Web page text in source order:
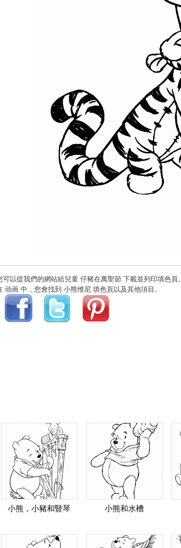
可以從我們的網站給兒童 仔豬在萬聖節 下載並列印填色頁。
动画 中，您會找到 小熊维尼 填色頁以及其他項目。
小熊，小豬和豎琴 小熊和水槽